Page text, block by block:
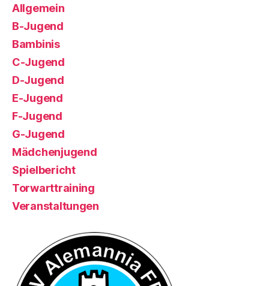
Allgemein
B-Jugend
Bambinis
C-Jugend
D-Jugend
E-Jugend
F-Jugend
G-Jugend
Mädchenjugend
Spielbericht
Torwarttraining
Veranstaltungen